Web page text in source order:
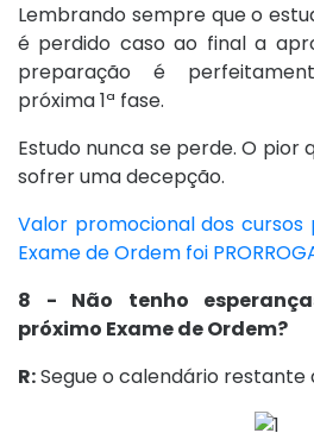
Lembrando sempre que o
é perdido caso ao final a
preparação é
próxima 1ª fase.
Estudo nunca se perde. O
sofrer uma decepção.
Valor promocional dos cursos
Exame de Ordem foi
8 - Não tenho
próximo Exame de Ordem?
R:Segue o calendário restante